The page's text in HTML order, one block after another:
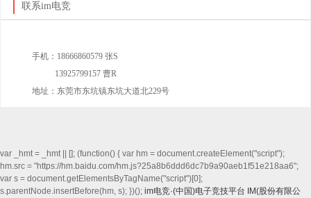
联系im电竞
手机：18666860579 张S
13925799157 曹R
地址：东莞市东坑镇东坑大道北229号
var _hmt = _hmt || []; (function() { var hm = document.createElement("script");
hm.src = "https://hm.baidu.com/hm.js?25a8b6ddd6dc7b9a90aeb1f51e218aa6";
var s = document.getElementsByTagName("script")[0];
s.parentNode.insertBefore(hm, s); })(); im电竞·(中国)电子竞技平台 IM(股份有限公